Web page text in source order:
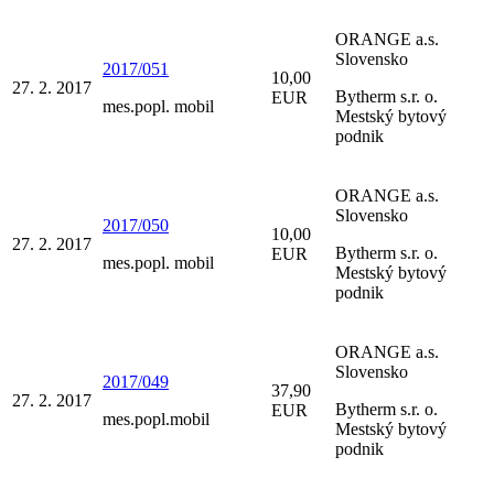
27. 2. 2017
2017/051
mes.popl. mobil
10,00
EUR
ORANGE a.s.
Slovensko
Bytherm s.r. o.
Mestský bytový
podnik
27. 2. 2017
2017/050
mes.popl. mobil
10,00
EUR
ORANGE a.s.
Slovensko
Bytherm s.r. o.
Mestský bytový
podnik
27. 2. 2017
2017/049
mes.popl.mobil
37,90
EUR
ORANGE a.s.
Slovensko
Bytherm s.r. o.
Mestský bytový
podnik